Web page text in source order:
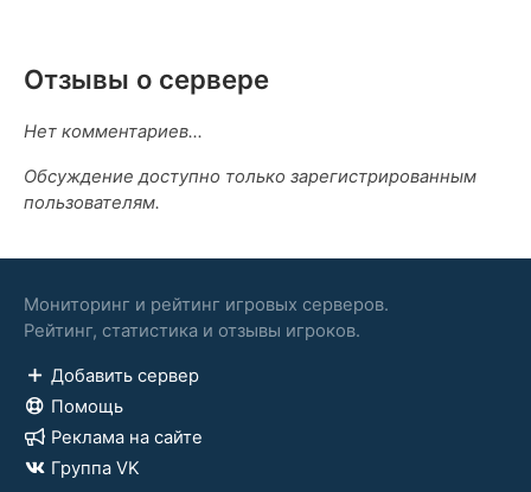
Отзывы о сервере
Нет комментариев...
Обсуждение доступно только зарегистрированным
пользователям.
Мониторинг и рейтинг игровых серверов.
Рейтинг, статистика и отзывы игроков.
Добавить сервер
Помощь
Реклама на сайте
Группа VK